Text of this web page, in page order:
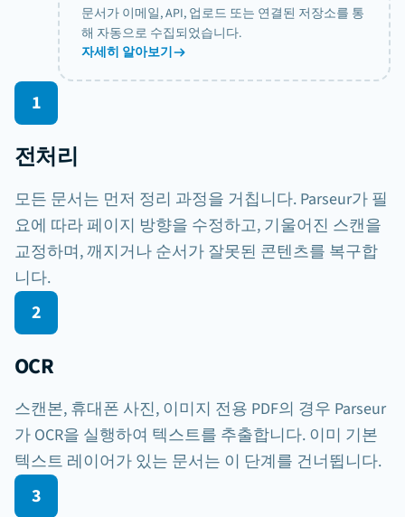
문서가 이메일, API, 업로드 또는 연결된 저장소를 통
해 자동으로 수집되었습니다.
자세히 알아보기
1
전처리
모든 문서는 먼저 정리 과정을 거칩니다. Parseur가 필
요에 따라 페이지 방향을 수정하고, 기울어진 스캔을
교정하며, 깨지거나 순서가 잘못된 콘텐츠를 복구합
니다.
9° 기울임 준비 완료
2
OCR
스캔본, 휴대폰 사진, 이미지 전용 PDF의 경우 Parseur
가 OCR을 실행하여 텍스트를 추출합니다. 이미 기본
텍스트 레이어가 있는 문서는 이 단계를 건너뜁니다.
3